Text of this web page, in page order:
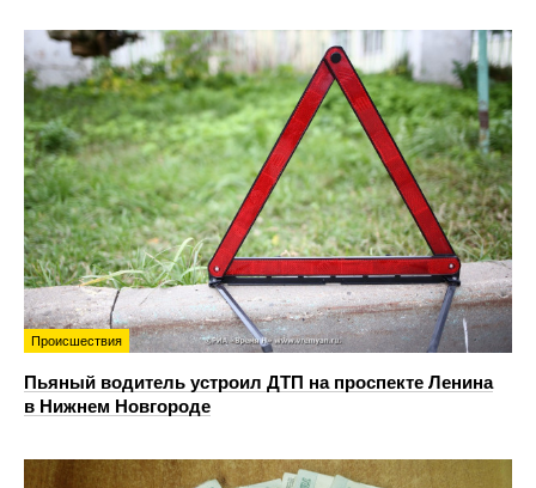
Происшествия
Пьяный водитель устроил ДТП на проспекте Ленина
в Нижнем Новгороде